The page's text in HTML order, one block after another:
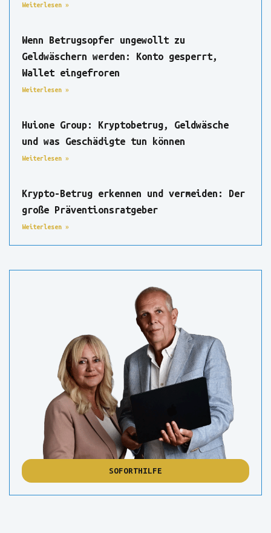
Weiterlesen »
Wenn Betrugsopfer ungewollt zu
Geldwäschern werden: Konto gesperrt,
Wallet eingefroren
Weiterlesen »
Huione Group: Kryptobetrug, Geldwäsche
und was Geschädigte tun können
Weiterlesen »
Krypto-Betrug erkennen und vermeiden: Der
große Präventionsratgeber
Weiterlesen »
SOFORTHILFE